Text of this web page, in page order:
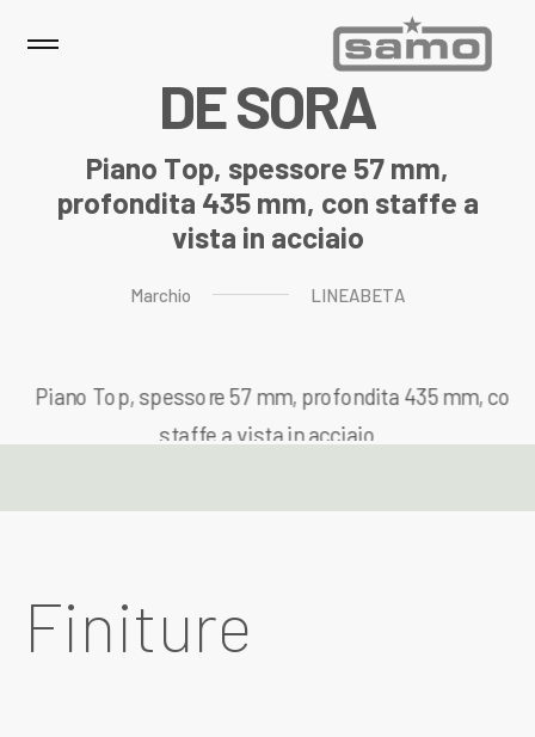
DESORA
Piano Top, spessore 57 mm,
profondita 435 mm, con staffe a
vista in acciaio
Marchio LINEABETA
Finiture